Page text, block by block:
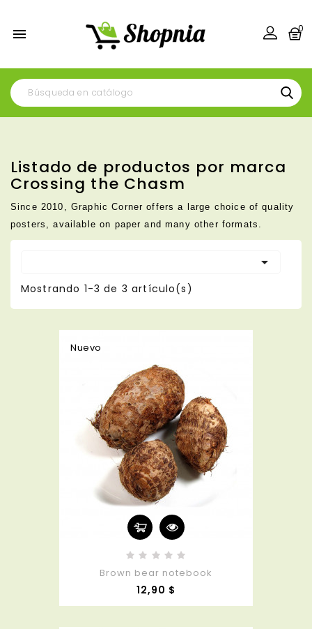
 0
Listado de productos por marca
Crossing the Chasm
Since 2010, Graphic Corner offers a large choice of quality
posters, available on paper and many other formats.

Mostrando 1-3 de 3 artículo(s)
Nuevo
Brown bear notebook
12,90 $